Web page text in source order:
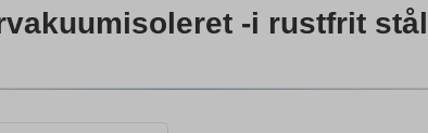
-i rustfrit